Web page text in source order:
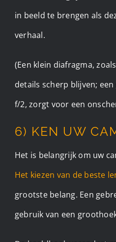
in beeld te brengen als
verhaal.
(Een klein diafragma,
details scherp blijven;
f/2, zorgt voor een
6) KEN UW
Het is belangrijk om uw
Het kiezen van de beste
grootste belang. Een
gebruik van een